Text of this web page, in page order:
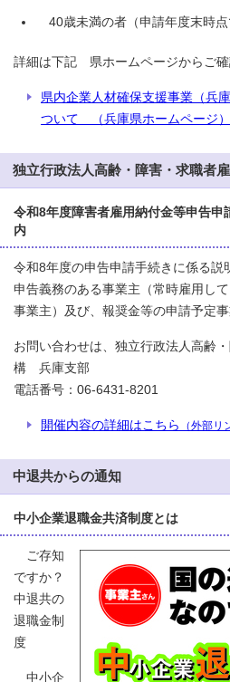
40歳未満の者（申請年度末時点
詳細は下記 県ホームページからご
県内企業人材確保支援事業（兵
ついて （兵庫県ホームページ）
独立行政法人高齢・障害・求職者
令和8年度障害者雇用納付金等申告申
内
令和8年度の申告申請手続きに係る説
申告義務のある事業主（常時雇用し
事業主）及び、報奨金等の申請予定
お問い合わせは、独立行政法人高齢
構 兵庫支部
電話番号：06-6431-8201
開催内容の詳細はこちら （外部リ
中退共からの通知
中小企業退職金共済制度とは
ご存知
ですか？
中退共の
退職金制
度
中小企